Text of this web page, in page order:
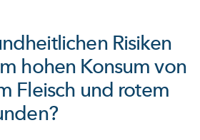
Risiken
hohen Konsum von
Fleisch und rotem